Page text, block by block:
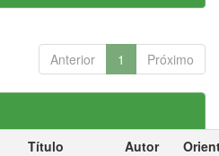
Anterior 1 Próximo
Título Autor